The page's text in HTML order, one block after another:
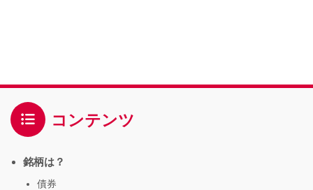
コンテンツ
銘柄は？
債券